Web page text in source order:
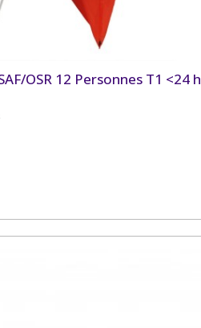
OSR 12 Personnes T1 <24 h